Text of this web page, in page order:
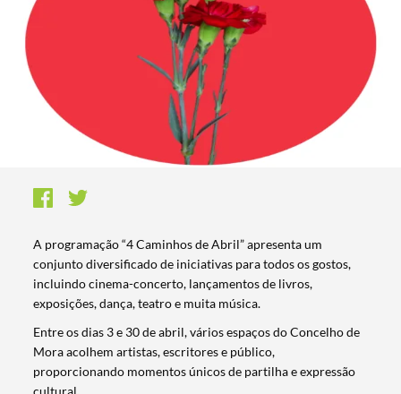
A programação “4 Caminhos de Abril” apresenta um
conjunto diversificado de iniciativas para todos os gostos,
incluindo cinema-concerto, lançamentos de livros,
exposições, dança, teatro e muita música.
Entre os dias 3 e 30 de abril, vários espaços do Concelho de
Mora acolhem artistas, escritores e público,
proporcionando momentos únicos de partilha e expressão
cultural.